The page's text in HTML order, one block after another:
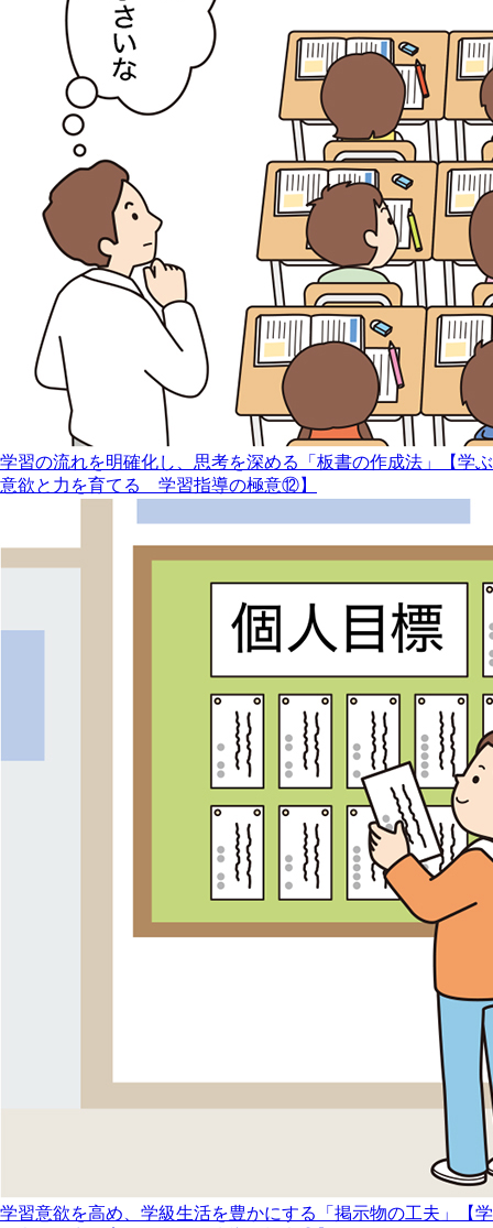
学習の流れを明確化し、思考を深める「板書の作成法」【学ぶ
意欲と力を育てる 学習指導の極意⑫】
学習意欲を高め、学級生活を豊かにする「掲示物の工夫」【学